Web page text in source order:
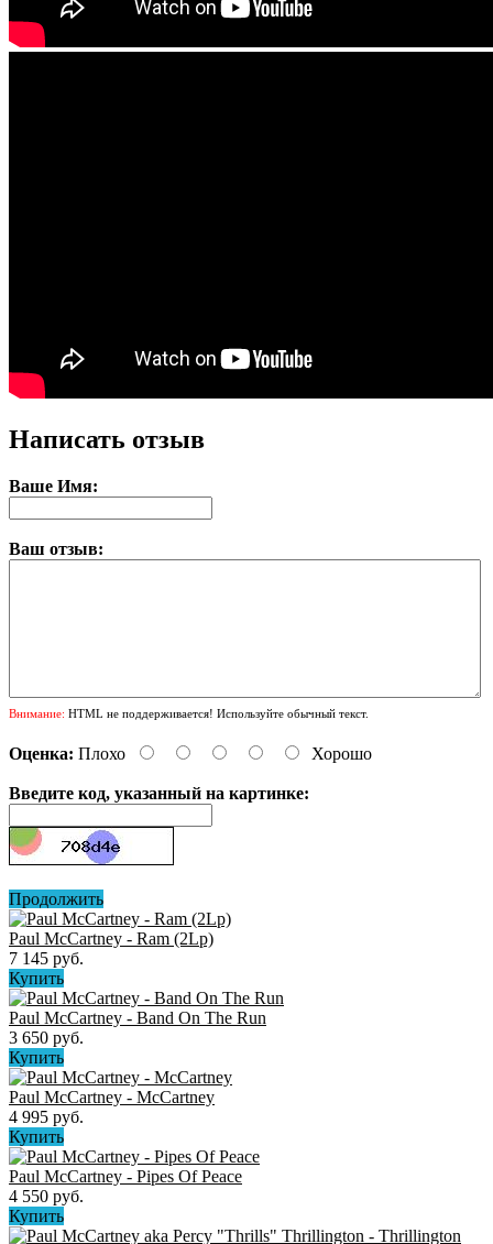
Написать отзыв
Ваше Имя:
Ваш отзыв:
Внимание: HTML не поддерживается! Используйте обычный текст.
Оценка: Плохо Хорошо
Введите код, указанный на картинке:
Продолжить
Paul McCartney - Ram (2Lp)
7 145 руб.
Купить
Paul McCartney - Band On The Run
3 650 руб.
Купить
Paul McCartney ‎- McCartney
4 995 руб.
Купить
Paul McCartney - Pipes Of Peace
4 550 руб.
Купить